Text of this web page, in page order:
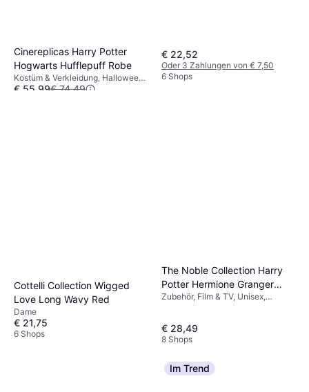
Cinereplicas Harry Potter
Hogwarts Hufflepuff Robe
Kostüm & Verkleidung, Halloween,
Film & TV, Hexe, Zauberer
€ 55,99€ 74,49
€ 22,52
Oder 3 Zahlungen von € 7,50
6 Shops
Cottelli Collection Wigged
Love Long Wavy Red
Dame
€ 21,75
6 Shops
The Noble Collection Harry
Potter Hermione Granger
Character Wand
Zubehör, Film & TV, Unisex,
€ 28,49
8 Shops
Im Trend